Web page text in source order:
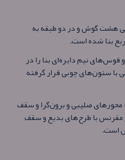
هشت گوش و در دو طبقه به
نیم‌ دایره‌ای بنا را در
با ستون‌های چوبی قرار گرفته
محورهای صلیبی و برون‌گرا و سقف
با طرح‌های بدیع و سقف
است.